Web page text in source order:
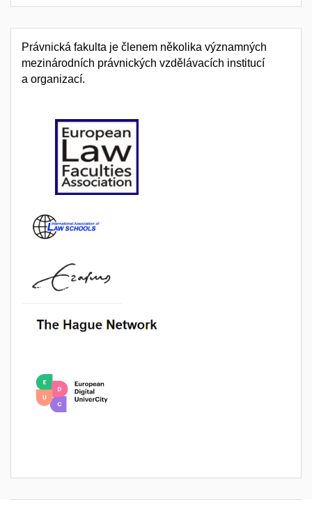
Právnická fakulta je členem několika významných
mezinárodních právnických vzdělávacích institucí
a organizací.